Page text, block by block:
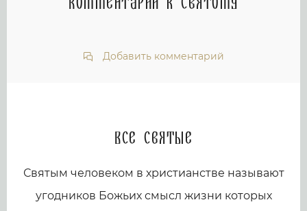
Комментарии к святому
Добавить комментарий
Все святые
Святым человеком в христианстве называют
угодников Божьих смысл жизни которых